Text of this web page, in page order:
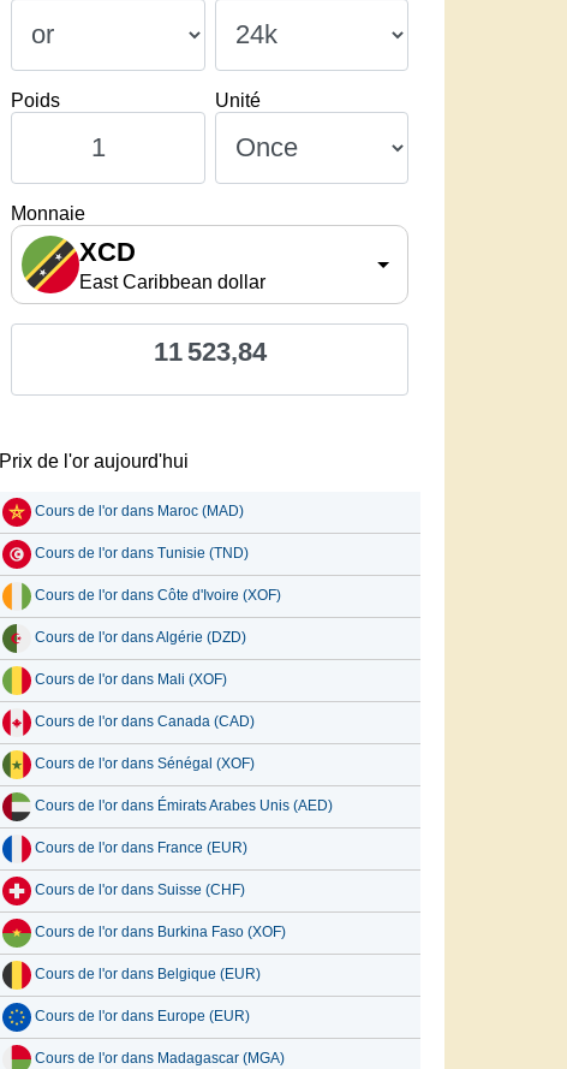
Poids Unité
Monnaie
XCD
East Caribbean dollar
11 523,84
Prix de l'or aujourd'hui
Cours de l'or dans Maroc (MAD)
Cours de l'or dans Tunisie (TND)
Cours de l'or dans Côte d'Ivoire (XOF)
Cours de l'or dans Algérie (DZD)
Cours de l'or dans Mali (XOF)
Cours de l'or dans Canada (CAD)
Cours de l'or dans Sénégal (XOF)
Cours de l'or dans Émirats Arabes Unis (AED)
Cours de l'or dans France (EUR)
Cours de l'or dans Suisse (CHF)
Cours de l'or dans Burkina Faso (XOF)
Cours de l'or dans Belgique (EUR)
Cours de l'or dans Europe (EUR)
Cours de l'or dans Madagascar (MGA)